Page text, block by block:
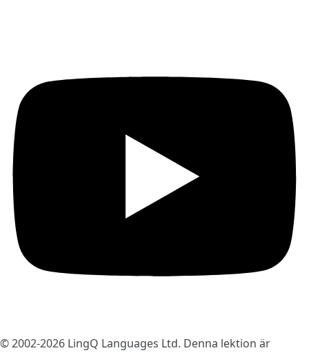
© 2002-2026 LingQ Languages Ltd. Denna lektion är